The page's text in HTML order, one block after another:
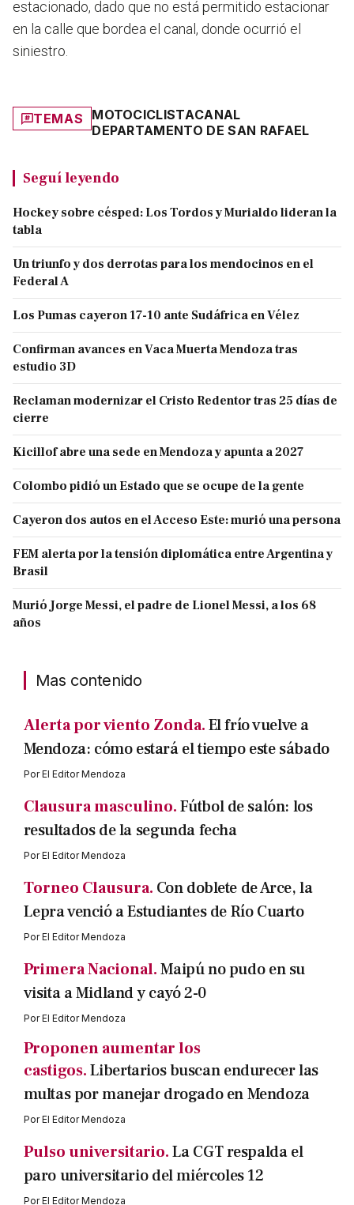
estacionado, dado que no está permitido estacionar
en la calle que bordea el canal, donde ocurrió el
siniestro.
TEMAS MOTOCICLISTACANAL
DEPARTAMENTO DE SAN RAFAEL
Seguí leyendo
Hockey sobre césped: Los Tordos y Murialdo lideran la
tabla
Un triunfo y dos derrotas para los mendocinos en el
Federal A
Los Pumas cayeron 17-10 ante Sudáfrica en Vélez
Confirman avances en Vaca Muerta Mendoza tras
estudio 3D
Reclaman modernizar el Cristo Redentor tras 25 días de
cierre
Kicillof abre una sede en Mendoza y apunta a 2027
Colombo pidió un Estado que se ocupe de la gente
Cayeron dos autos en el Acceso Este: murió una persona
FEM alerta por la tensión diplomática entre Argentina y
Brasil
Murió Jorge Messi, el padre de Lionel Messi, a los 68
años
Mas contenido
Alerta por viento Zonda.El frío vuelve a
Mendoza: cómo estará el tiempo este sábado
PorEl Editor Mendoza
Clausura masculino.Fútbol de salón: los
resultados de la segunda fecha
PorEl Editor Mendoza
Torneo Clausura. Con doblete de Arce, la
Lepra venció a Estudiantes de Río Cuarto
PorEl Editor Mendoza
Primera Nacional.Maipú no pudo en su
visita a Midland y cayó 2-0
PorEl Editor Mendoza
Proponen aumentar los
castigos.Libertarios buscan endurecer las
multas por manejar drogado en Mendoza
PorEl Editor Mendoza
Pulso universitario.La CGT respalda el
paro universitario del miércoles 12
PorEl Editor Mendoza